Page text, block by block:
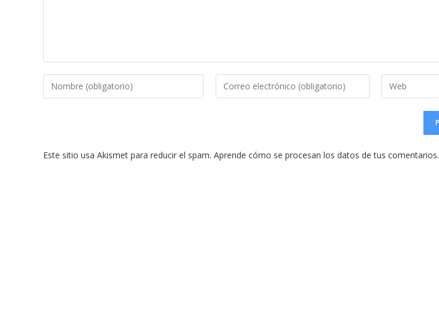
Introduce
tu
de
Introduce
tu
electrónico
Introduce
la
web
Este sitio usa Akismet para reducir el spam. Aprende cómo se procesan los datos de tus comentarios.